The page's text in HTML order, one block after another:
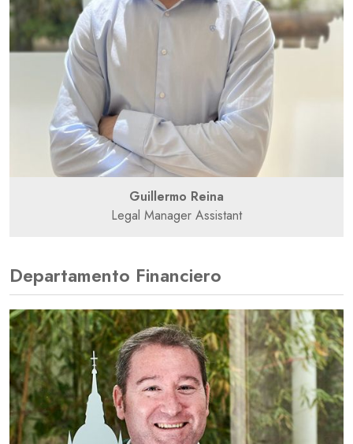
Guillermo Reina
Legal Manager Assistant
Departamento Financiero